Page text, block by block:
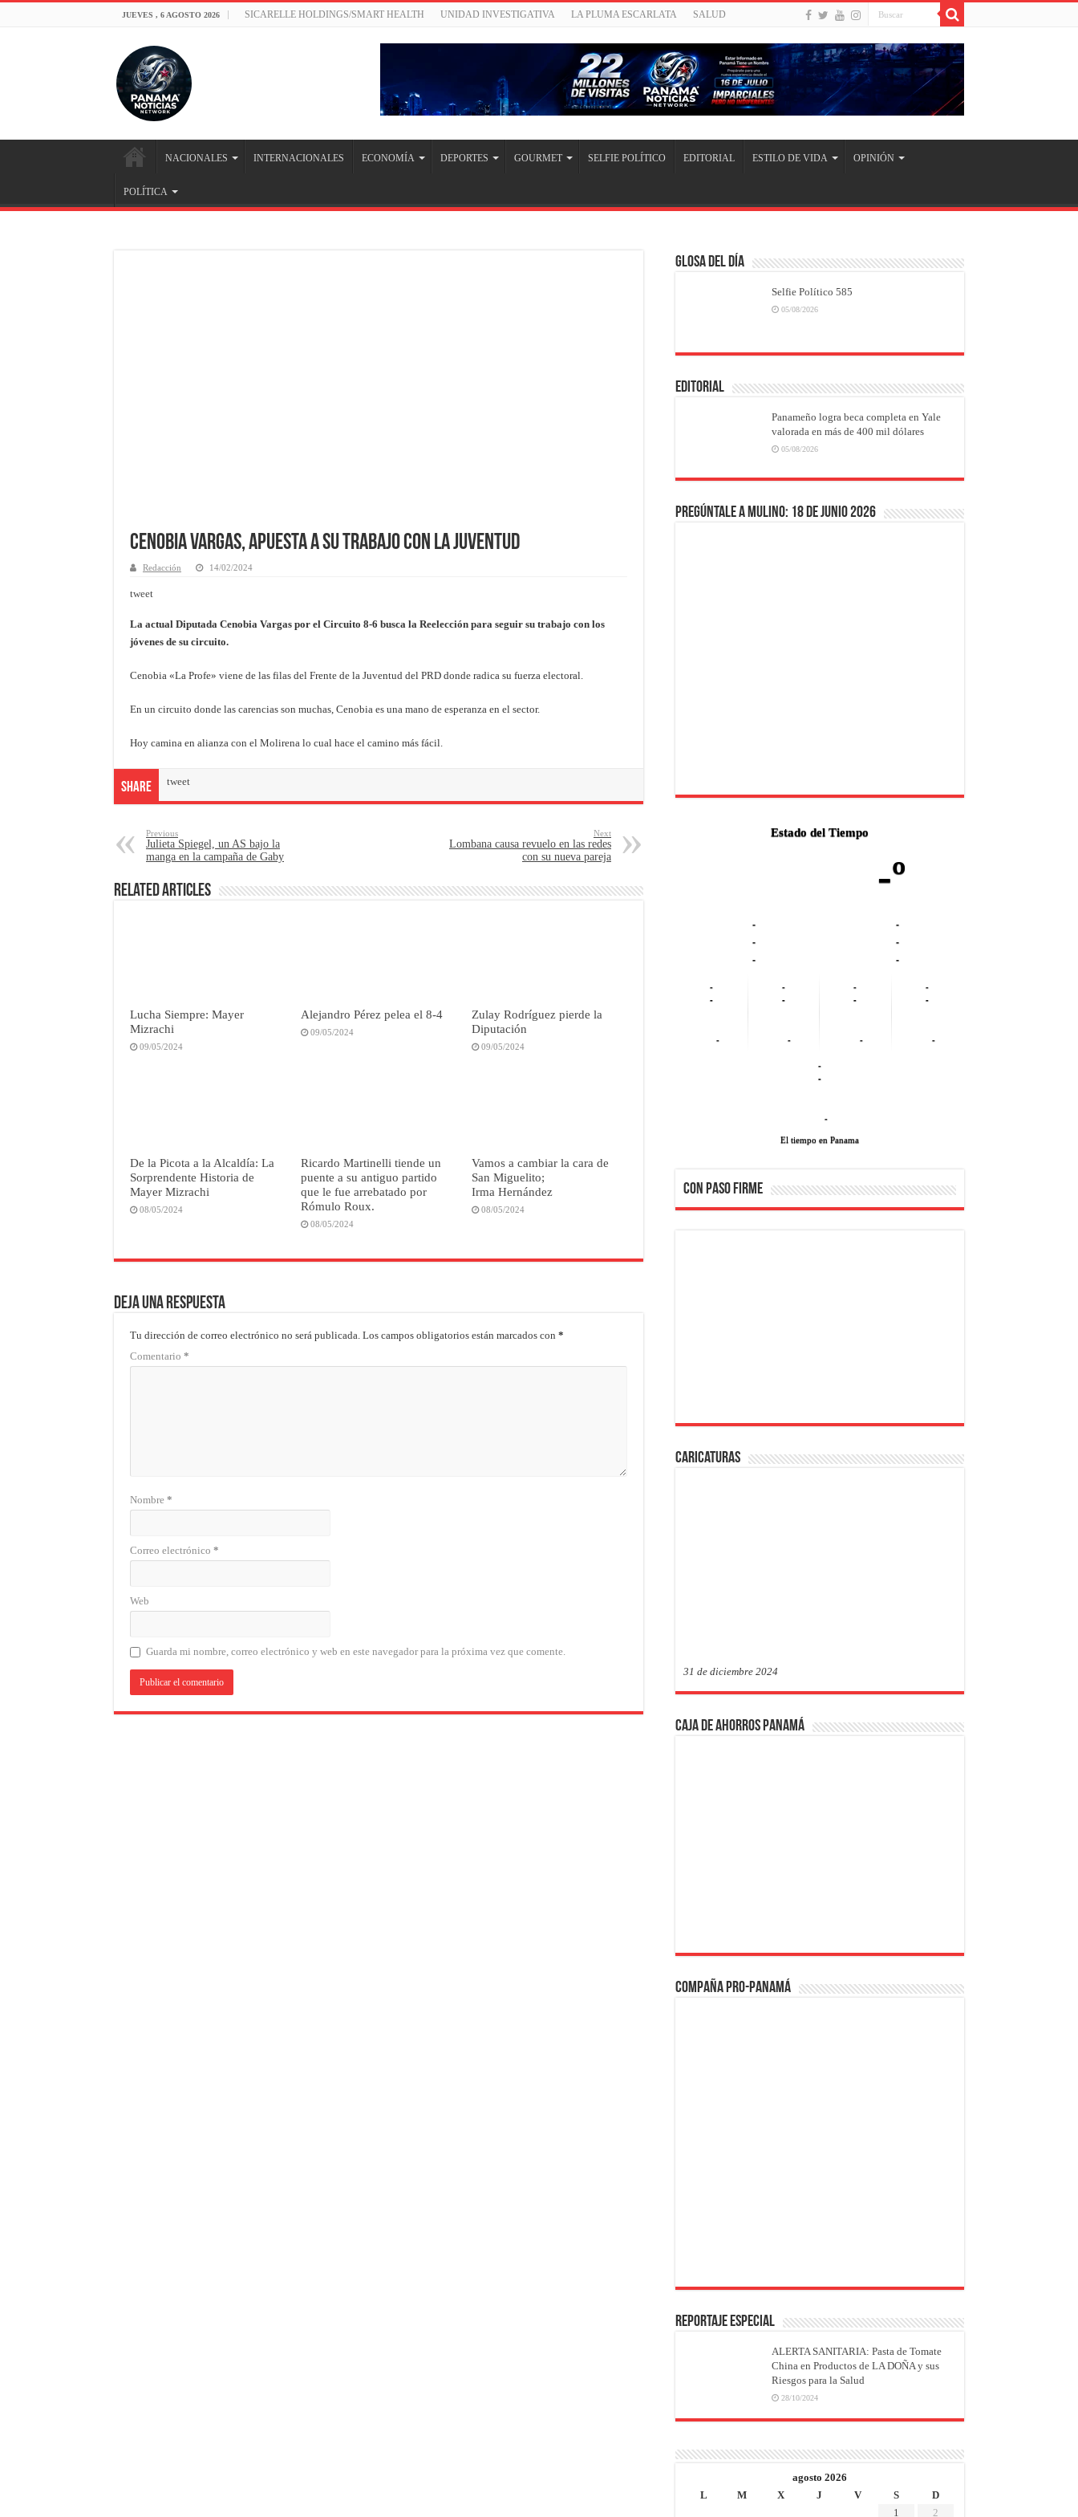
JUEVES , 6 AGOSTO 2026 SICARELLE HOLDINGS/SMART HEALTH UNIDAD INVESTIGATIVA LA PLUMA ESCARLATA SALUD
NACIONALES INTERNACIONALES ECONOMÍA DEPORTES GOURMET SELFIE POLÍTICO EDITORIAL ESTILO DE VIDA OPINIÓN
POLÍTICA
Cenobia Vargas, apuesta a su trabajo con la juventud
Redacción 14/02/2024
tweet
La actual Diputada Cenobia Vargas por el Circuito 8-6 busca la Reelección para seguir su trabajo con los
jóvenes de su circuito.
Cenobia «La Profe» viene de las filas del Frente de la Juventud del PRD donde radica su fuerza electoral.
En un circuito donde las carencias son muchas, Cenobia es una mano de esperanza en el sector.
Hoy camina en alianza con el Molirena lo cual hace el camino más fácil.
Share tweet
Previous
Julieta Spiegel, un AS bajo la
manga en la campaña de Gaby
Next
Lombana causa revuelo en las redes
con su nueva pareja
Related Articles
Lucha Siempre: Mayer
Mizrachi
09/05/2024
Alejandro Pérez pelea el 8-4
09/05/2024
Zulay Rodríguez pierde la
Diputación
09/05/2024
De la Picota a la Alcaldía: La
Sorprendente Historia de
Mayer Mizrachi
08/05/2024
Ricardo Martinelli tiende un
puente a su antiguo partido
que le fue arrebatado por
Rómulo Roux.
08/05/2024
Vamos a cambiar la cara de
San Miguelito;
Irma Hernández
08/05/2024
Deja una respuesta
Tu dirección de correo electrónico no será publicada. Los campos obligatorios están marcados con *
Comentario *
Nombre *
Correo electrónico *
Web
Guarda mi nombre, correo electrónico y web en este navegador para la próxima vez que comente.
Glosa del Día
Selfie Político 585
05/08/2026
EDITORIAL
Panameño logra beca completa en Yale
valorada en más de 400 mil dólares
05/08/2026
Pregúntale a Mulino: 18 de junio 2026
Estado del Tiempo
-º
-
-
-
-
-
-
-
-
-
-
-
-
-
-
-
-
-
-
-
-
-
El tiempo en Panama
CON PASO FIRME
Caricaturas
31 de diciembre 2024
Caja de Ahorros Panamá
Compaña PRO-Panamá
REPORTAJE ESPECIAL
ALERTA SANITARIA: Pasta de Tomate
China en Productos de LA DOÑA y sus
Riesgos para la Salud
28/10/2024
agosto 2026
L
M X J V S
D
1
2